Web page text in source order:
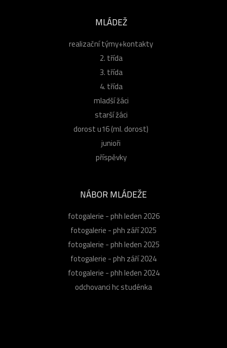
MLÁDEŽ
realizační týmy+kontakty
2. třída
3. třída
4. třída
mladší žáci
starší žáci
dorost u16 (ml. dorost)
junioři
příspěvky
NÁBOR MLÁDEŽE
fotogalerie - phh leden 2026
fotogalerie - phh září 2025
fotogalerie - phh leden 2025
fotogalerie - phh září 2024
fotogalerie - phh leden 2024
odchovanci hc studénka